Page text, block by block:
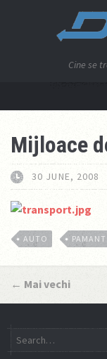
Cine se
Mijloace
30 JUNE, 2008
AUTO PAMANT
← Mai vechi